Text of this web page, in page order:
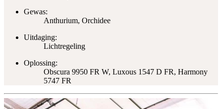
Gewas:
Anthurium, Orchidee
Uitdaging:
Lichtregeling
Oplossing:
Obscura 9950 FR W, Luxous 1547 D FR, Harmony
5747 FR